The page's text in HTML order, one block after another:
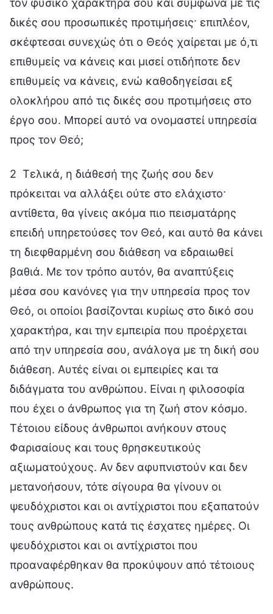
δικές σου προσωπικές προτιμήσεις· επιπλέον,
σκέφτεσαι συνεχώς ότι ο Θεός χαίρεται με ό,τι
επιθυμείς να κάνεις και μισεί οτιδήποτε δεν
επιθυμείς να κάνεις, ενώ καθοδηγείσαι εξ
ολοκλήρου από τις δικές σου προτιμήσεις στο
έργο σου. Μπορεί αυτό να ονομαστεί υπηρεσία
προς τον Θεό;
2 Τελικά, η διάθεσή της ζωής σου δεν
πρόκειται να αλλάξει ούτε στο ελάχιστο·
αντίθετα, θα γίνεις ακόμα πιο πεισματάρης
επειδή υπηρετούσες τον Θεό, και αυτό θα κάνει
τη διεφθαρμένη σου διάθεση να εδραιωθεί
βαθιά. Με τον τρόπο αυτόν, θα αναπτύξεις
μέσα σου κανόνες για την υπηρεσία προς τον
Θεό, οι οποίοι βασίζονται κυρίως στο δικό σου
χαρακτήρα, και την εμπειρία που προέρχεται
από την υπηρεσία σου, ανάλογα με τη δική σου
διάθεση. Αυτές είναι οι εμπειρίες και τα
διδάγματα του ανθρώπου. Είναι η φιλοσοφία
που έχει ο άνθρωπος για τη ζωή στον κόσμο.
Τέτοιου είδους άνθρωποι ανήκουν στους
Φαρισαίους και τους θρησκευτικούς
αξιωματούχους. Αν δεν αφυπνιστούν και δεν
μετανοήσουν, τότε σίγουρα θα γίνουν οι
ψευδόχριστοι και οι αντίχριστοι που εξαπατούν
τους ανθρώπους κατά τις έσχατες ημέρες. Οι
ψευδόχριστοι και οι αντίχριστοι που
προαναφέρθηκαν θα προκύψουν από τέτοιους
ανθρώπους.